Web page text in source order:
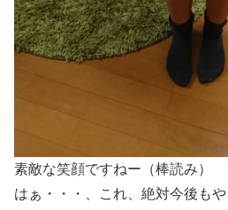
素敵な笑顔ですねー（棒読み）
はぁ・・・、これ、絶対今後も